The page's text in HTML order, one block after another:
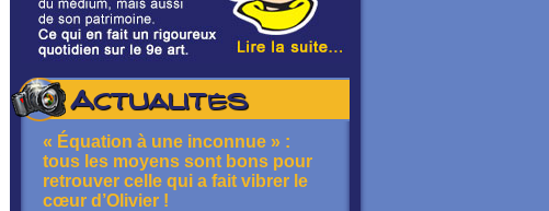
Actualités
« Équation à une inconnue » :
tous les moyens sont bons pour
retrouver celle qui a fait vibrer le
cœur d’Olivier !